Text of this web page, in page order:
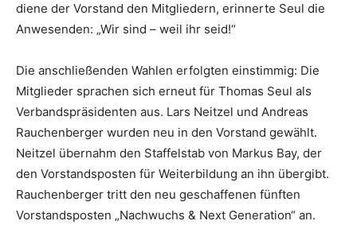
diene der Vorstand den Mitgliedern, erinnerte Seul die
Anwesenden: „Wir sind – weil ihr seid!“
Die anschließenden Wahlen erfolgten einstimmig: Die
Mitglieder sprachen sich erneut für Thomas Seul als
Verbandspräsidenten aus. Lars Neitzel und Andreas
Rauchenberger wurden neu in den Vorstand gewählt.
Neitzel übernahm den Staffelstab von Markus Bay, der
den Vorstandsposten für Weiterbildung an ihn übergibt.
Rauchenberger tritt den neu geschaffenen fünften
Vorstandsposten „Nachwuchs & Next Generation“ an.